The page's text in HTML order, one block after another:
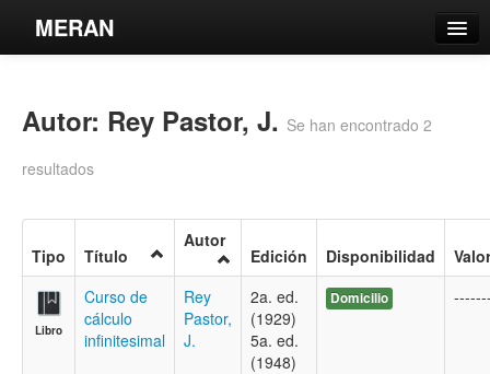
MERAN
Búsqueda Avanzada
Contacto
Iniciar sesión
Autor: Rey Pastor, J. Se han encontrado 2
resultados
Tipo Título
Autor
Edición Disponibilidad
Libro
Curso de
cálculo
infinitesimal
Rey
Pastor,
J.
2a. ed.
(1929)
5a. ed.
(1948)
Domicilio